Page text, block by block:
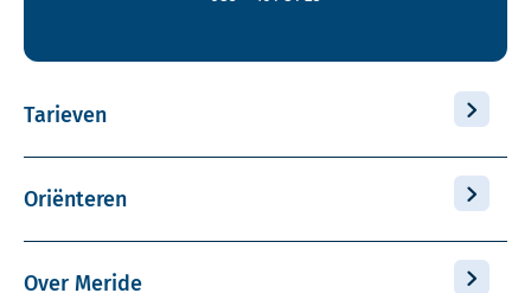
Tarieven
Oriënteren
Over Meride